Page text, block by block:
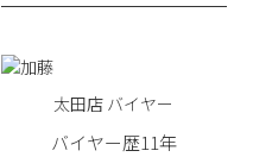
太田店 バイヤー
バイヤー歴11年